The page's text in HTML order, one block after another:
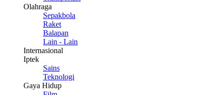
Olahraga
Sepakbola
Raket
Balapan
Lain - Lain
Internasional
Iptek
Sains
Teknologi
Gaya Hidup